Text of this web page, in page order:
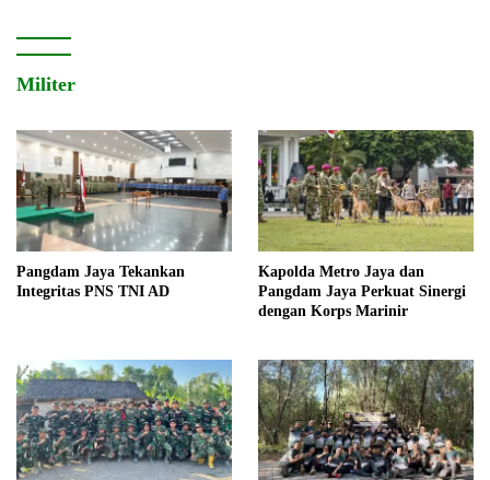
Militer
Pangdam Jaya Tekankan
Integritas PNS TNI AD
Kapolda Metro Jaya dan
Pangdam Jaya Perkuat Sinergi
dengan Korps Marinir